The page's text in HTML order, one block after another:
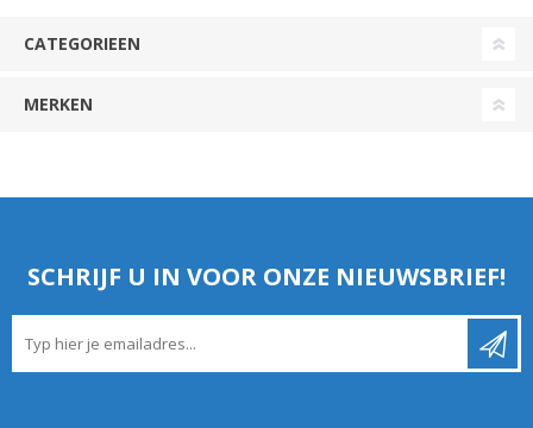
CATEGORIEEN
MERKEN
SCHRIJF U IN VOOR ONZE NIEUWSBRIEF!